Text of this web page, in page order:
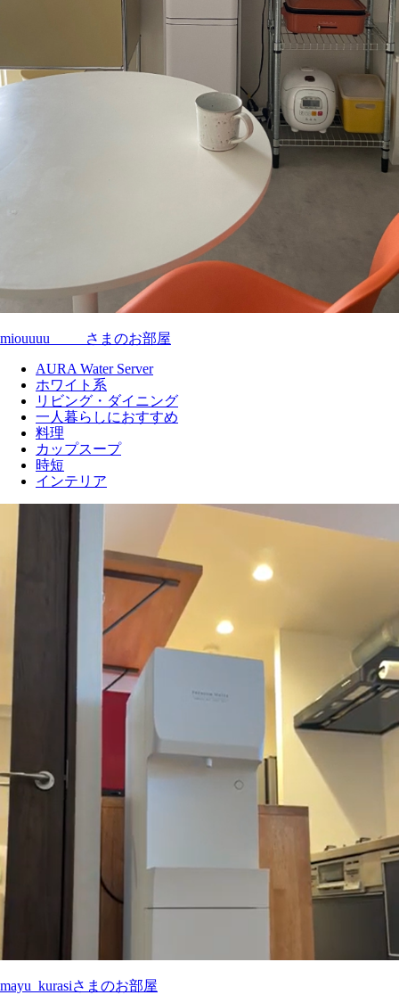
miouuuu_____さまのお部屋
AURA Water Server
ホワイト系
リビング・ダイニング
一人暮らしにおすすめ
料理
カップスープ
時短
インテリア
mayu_kurasiさまのお部屋